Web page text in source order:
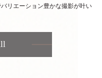
リエーション豊かな撮影が叶い